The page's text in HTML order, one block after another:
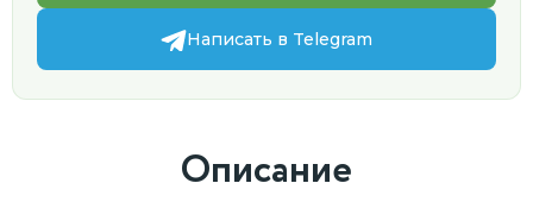
Написать в Telegram
Описание